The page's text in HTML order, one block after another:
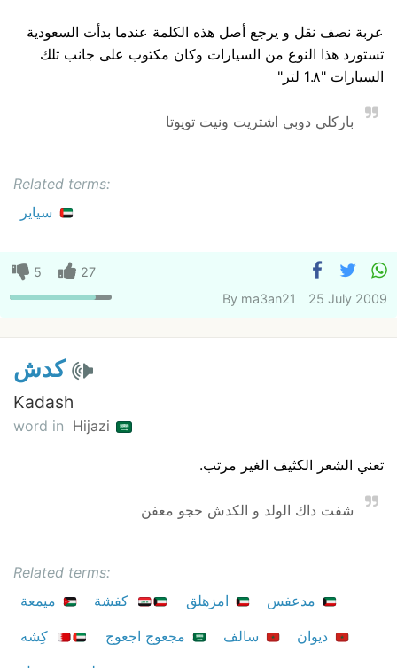
عربة نصف نقل و يرجع أصل هذه الكلمة عندما بدأت السعودية
تستورد هذا النوع من السيارات وكان مكتوب على جانب تلك
السيارات "1.٨ لتر"
باركلي دوبي اشتريت ونيت تويوتا
Related terms:
سياير
5
27
By ma3an21 25 July 2009
كدش
Kadash
word in Hijazi
تعني الشعر الكثيف الغير مرتب.
شفت داك الولد و الكدش حجو معفن
Related terms:
ميمعة
كفشة امزهلق
مدعفس
كِشه
مجعوج اجعوج سالف
ديوان